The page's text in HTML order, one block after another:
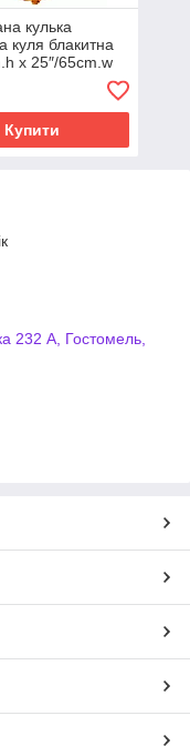
кулька
куля блакитна
x 25″/65cm.w
Купити
232 А, Гостомель,